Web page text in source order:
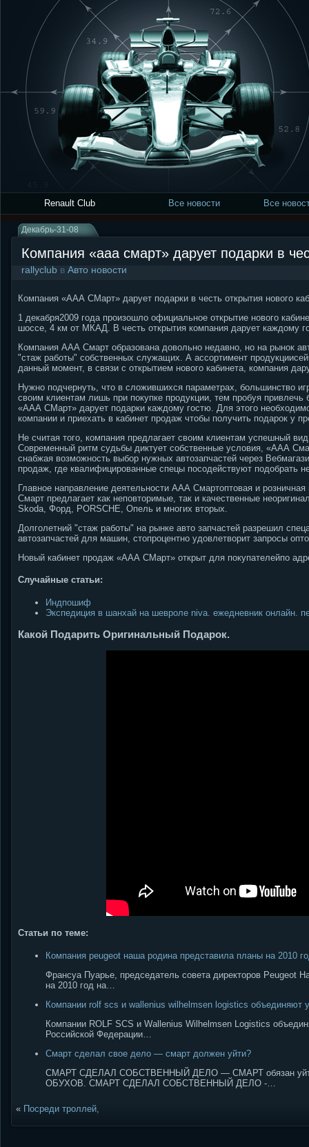
Renault Club Все новости Все
Декабрь-31-08
Компания «ааа смарт» дарует подарки в
rallyclub в Авто новости
Компания «ААА СМарт» дарует подарки в честь открытия нового
1 декабря2009 года произошло официальное открытие нового
шоссе, 4 км от МКАД. В честь открытия компания дарует каждому
Компания ААА Смарт образована довольно недавно, но на рынок
"стаж работы" собственных служащих. А ассортимент
данный момент, в связи с открытием нового кабинета, компания
Нужно подчернуть, что в сложившихся параметрах, большинство
своим клиентам лишь при покупке продукции, тем пробуя
«ААА СМарт» дарует подарки каждому гостю. Для этого
компании и приехать в кабинет продаж чтобы получить подарок у
Не считая того, компания предлагает своим клиентам успешный
Современный ритм судьбы диктует собственные условия, «ААА
снабжая возможность выбор нужных автозапчастей через
продаж, где квалифицированные спецы посодействуют подобрать
Главное направление деятельности ААА Смартоптовая и
Смарт предлагает как неповторимые, так и качественные
Skoda, Форд, PORSCHE, Опель и многих вторых.
Долголетний "стаж работы" на рынке авто запчастей разрешил
автозапчастей для машин, стопроцентно удовлетворит запросы
Новый кабинет продаж «ААА СМарт» открыт для покупателейпо
Случайные статьи:
Индпошиф
Экспедиция в шанхай на шевроле niva. ежедневник онлайн.
Какой Подарить Оригинальный Подарок.
Статьи по теме:
Компания peugeot наша родина представила планы на 2010
Франсуа Пуарье, председатель совета директоров Peugeot
на 2010 год на…
Компании rolf scs и wallenius wilhelmsen logistics объединяют
Компании ROLF SCS и Wallenius Wilhelmsen Logistics
Российской Федерации…
Смарт сделал свое дело — смарт должен уйти?
СМАРТ СДЕЛАЛ СОБСТВЕННЫЙ ДЕЛО — СМАРТ обязан
ОБУХОВ. СМАРТ СДЕЛАЛ СОБСТВЕННЫЙ ДЕЛО -…
« Посреди троллей,